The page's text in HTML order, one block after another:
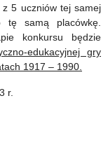
z 5 uczniów tej samej
tę samą placówkę.
konkursu będzie
edukacyjnej gry
1917 – 1990.
r.